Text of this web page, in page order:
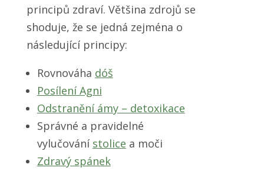
principů zdraví. Většina zdrojů se
shoduje, že se jedná zejména o
následující principy:
Rovnováha dóš
Posílení Agni
Odstranění ámy – detoxikace
Správné a pravidelné
vylučování stolice a moči
Zdravý spánek